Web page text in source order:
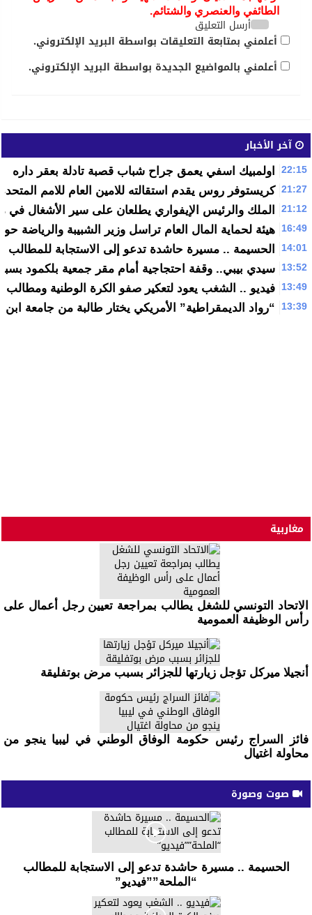
الطائفي والعنصري والشتائم.
أرسل التعليق
أعلمني بمتابعة التعليقات بواسطة البريد الإلكتروني.
أعلمني بالمواضيع الجديدة بواسطة البريد الإلكتروني.
آخر الأخبار
22:15 اولمبيك اسفي يعمق جراح شباب قصبة تادلة بعقر داره
21:27 كريستوفر روس يقدم استقالته للامين العام للامم المتحدة
21:12 الملك والرئيس الإيفواري يطلعان على سير الأشغال في
16:49 هيئة لحماية المال العام تراسل وزير الشبيبة والرياضة
14:01 الحسيمة .. مسيرة حاشدة تدعو إلى الاستجابة للمطالب
13:52 سيدي بيبي.. وقفة احتجاجية أمام مقر جمعية بلكمود
13:49 فيديو .. الشغب يعود لتعكير صفو الكرة الوطنية ومطالب
13:39 “رواد الديمقراطية” الأمريكي يختار طالبة من جامعة ابن
مغاربية
الاتحاد التونسي للشغل يطالب بمراجعة تعيين رجل أعمال على
رأس الوظيفة العمومية
أنجيلا ميركل تؤجل زيارتها للجزائر بسبب مرض بوتفليقة
فائز السراج رئيس حكومة الوفاق الوطني في ليبيا ينجو من
محاولة اغتيال
صوت وصورة
الحسيمة .. مسيرة حاشدة تدعو إلى الاستجابة للمطالب
“الملحة””فيديو”